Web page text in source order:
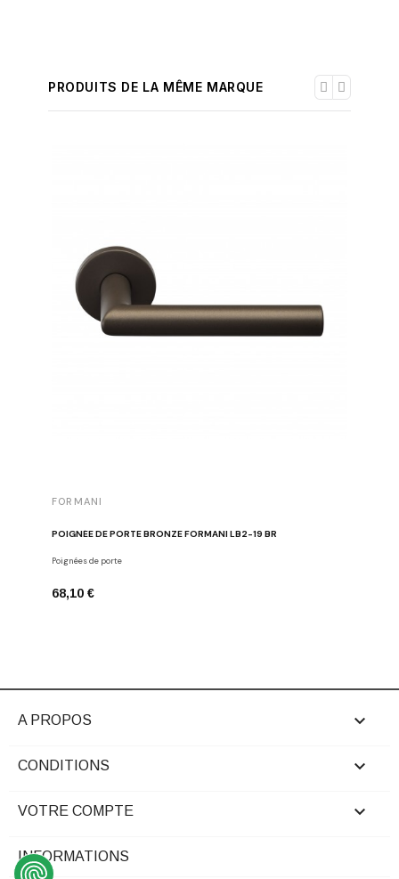
PRODUITS DE LA MÊME MARQUE
FORMANI
POIGNÉE DE PORTE BRONZE FORMANI LB2-19 BR
Poignées de porte
68,10 €
A PROPOS 
CONDITIONS 
VOTRE COMPTE 
INFORMATIONS